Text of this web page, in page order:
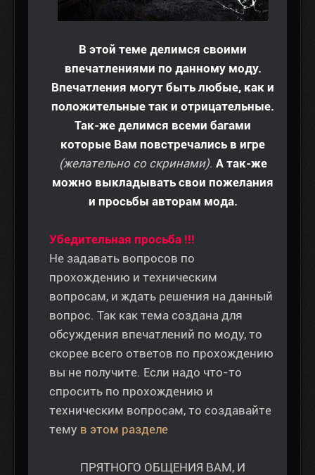
В этой теме делимся своими
впечатлениями по данному моду.
Впечатления могут быть любые, как и
положительные так и отрицательные.
Так-же делимся всеми багами
которые Вам повстречались в игре
(желательно со скринами). А так-же
можно выкладывать свои пожелания
и просьбы авторам мода.
Убедительная просьба !!!
Не задавать вопросов по
прохождению и техническим
вопросам, и ждать решения на данный
вопрос. Так как тема создана для
обсуждения впечатлений по моду, то
скорее всего ответов по прохождению
вы не получите. Если надо что-то
спросить по прохождению и
техническим вопросам, то создавайте
тему в этом разделе
ПРЯТНОГО ОБЩЕНИЯ ВАМ, И